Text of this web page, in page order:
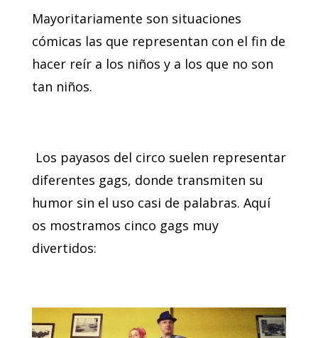
Mayoritariamente son situaciones
cómicas las que representan con el fin de
hacer reír a los niños y a los que no son
tan niños.
Los payasos del circo suelen representar
diferentes gags, donde transmiten su
humor sin el uso casi de palabras. Aquí
os mostramos cinco gags muy
divertidos: